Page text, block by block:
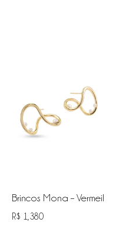
Brincos Mona – Vermeil
R$ 1,380